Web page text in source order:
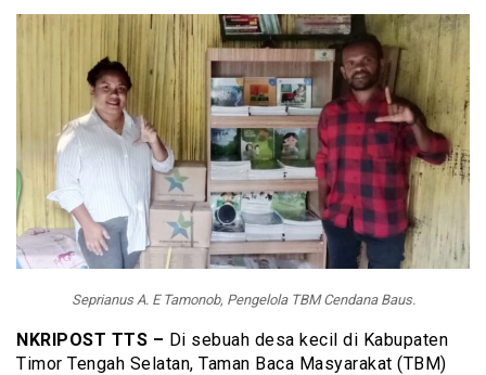
Seprianus A. E Tamonob, Pengelola TBM Cendana Baus.
NKRIPOST TTS – Di sebuah desa kecil di Kabupaten
Timor Tengah Selatan, Taman Baca Masyarakat (TBM)